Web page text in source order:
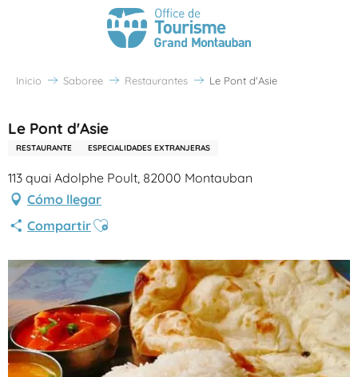
Inicio Saboree Restaurantes Le Pont d'Asie
Le Pont d'Asie
RESTAURANTE ESPECIALIDADES EXTRANJERAS
113 quai Adolphe Poult, 82000 Montauban
Cómo llegar
CompartirAjouter aux favoris